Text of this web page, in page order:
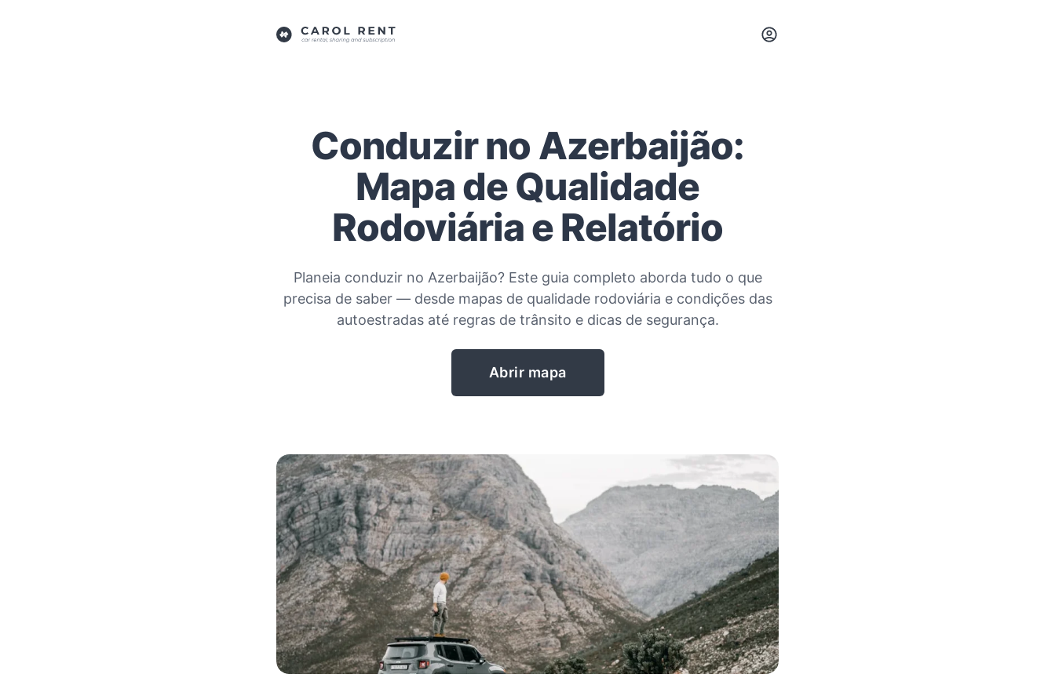
Conduzir no Azerbaijão:
Mapa de Qualidade
Rodoviária e Relatório
Planeia conduzir no Azerbaijão? Este guia completo aborda tudo o que
precisa de saber — desde mapas de qualidade rodoviária e condições das
autoestradas até regras de trânsito e dicas de segurança.
Abrir mapa